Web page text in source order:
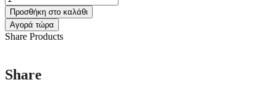
Προσθήκη στο καλάθι
Αγορά τώρα
Share Products
Share